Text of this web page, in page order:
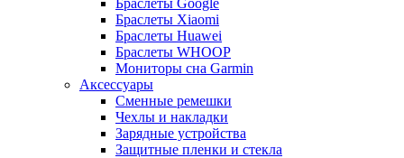
Браслеты Google
Браслеты Xiaomi
Браслеты Huawei
Браслеты WHOOP
Мониторы сна Garmin
Аксессуары
Сменные ремешки
Чехлы и накладки
Зарядные устройства
Защитные пленки и стекла